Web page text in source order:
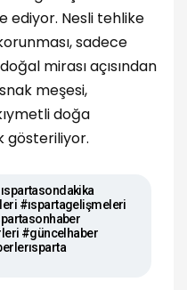
ediyor. Nesli tehlike
sadece
mirası açısından
meşesi,
doğa
gösteriliyor.
#ıspartagelişmeleri
#güncelhaber